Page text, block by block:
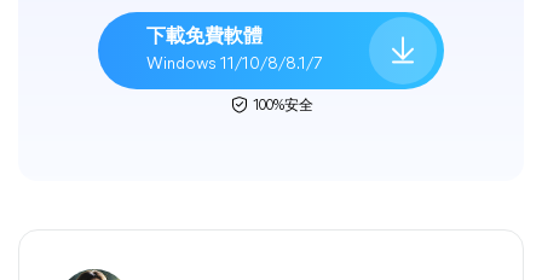
下載免費軟體
Windows 11/10/8/8.1/7
100%安全